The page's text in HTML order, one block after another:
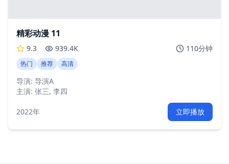
精彩动漫 11
9.3 939.4K 110分钟
热门 推荐 高清
导演: 导演A
主演: 张三, 李四
2022年 立即播放